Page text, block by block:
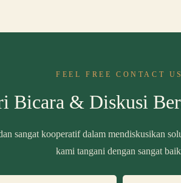
FEEL FREE CONTACT US
Bicara & Diskusi
sangat kooperatif dalam mendiskusikan
kami tangani dengan sangat